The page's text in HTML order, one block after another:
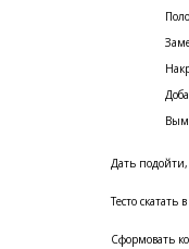
Дать подойти,
Тесто скатать
Сформовать